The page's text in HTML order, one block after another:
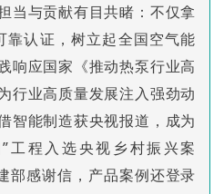
当与贡献有目共睹：不仅拿
认证，树立起全国空气能
响应国家《推动热泵行业高
行业高质量发展注入强劲动
智能制造获央视报道，成为
工程入选央视乡村振兴案
部感谢信，产品案例还登录